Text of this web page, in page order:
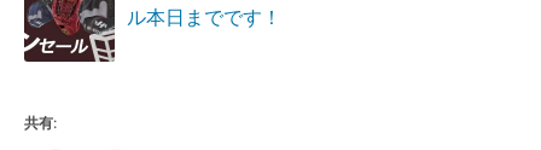
ル本日までです！
共有: